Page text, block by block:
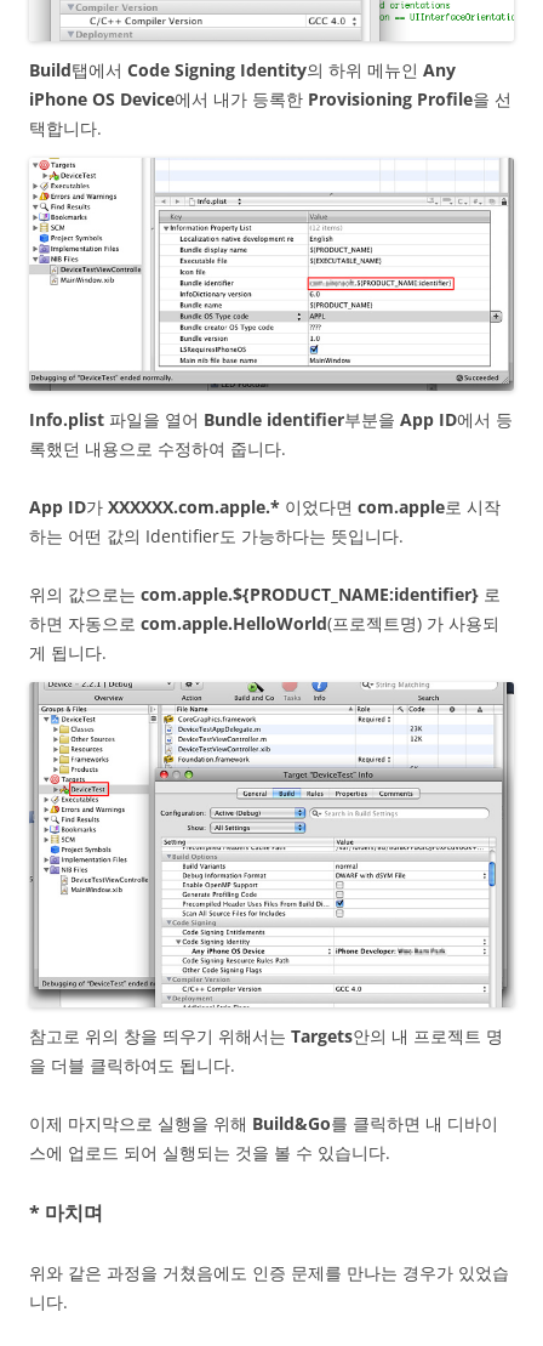
Build탭에서 Code Signing Identity의 하위 메뉴인 Any
iPhone OS Device에서 내가 등록한 Provisioning Profile을 선
택합니다.
Info.plist 파일을 열어 Bundle identifier부분을 App ID에서 등
록했던 내용으로 수정하여 줍니다.
App ID가 XXXXXX.com.apple.* 이었다면 com.apple로 시작
하는 어떤 값의 Identifier도 가능하다는 뜻입니다.
위의 값으로는 com.apple.${PRODUCT_NAME:identifier} 로
하면 자동으로 com.apple.HelloWorld(프로젝트명) 가 사용되
게 됩니다.
참고로 위의 창을 띄우기 위해서는 Targets안의 내 프로젝트 명
을 더블 클릭하여도 됩니다.
이제 마지막으로 실행을 위해 Build&Go를 클릭하면 내 디바이
스에 업로드 되어 실행되는 것을 볼 수 있습니다.
* 마치며
위와 같은 과정을 거쳤음에도 인증 문제를 만나는 경우가 있었습
니다.